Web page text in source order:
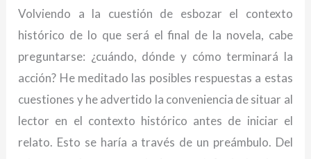
Volviendo a la cuestión de esbozar el contexto
histórico de lo que será el final de la novela, cabe
preguntarse: ¿cuándo, dónde y cómo terminará la
acción? He meditado las posibles respuestas a estas
cuestiones y he advertido la conveniencia de situar al
lector en el contexto histórico antes de iniciar el
relato. Esto se haría a través de un preámbulo. Del